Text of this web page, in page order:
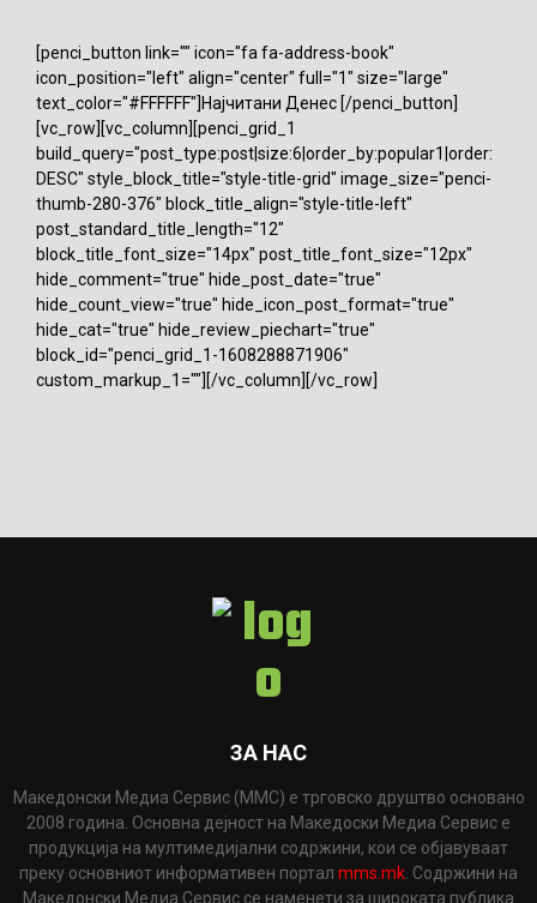
[penci_button link="" icon="fa fa-address-book"
icon_position="left" align="center" full="1" size="large"
text_color="#FFFFFF"]Најчитани Денес [/penci_button]
[vc_row][vc_column][penci_grid_1
build_query="post_type:post|size:6|order_by:popular1|order:
DESC" style_block_title="style-title-grid" image_size="penci-
thumb-280-376" block_title_align="style-title-left"
post_standard_title_length="12"
block_title_font_size="14px" post_title_font_size="12px"
hide_comment="true" hide_post_date="true"
hide_count_view="true" hide_icon_post_format="true"
hide_cat="true" hide_review_piechart="true"
block_id="penci_grid_1-1608288871906"
custom_markup_1=""][/vc_column][/vc_row]
ЗА НАС
Македонски Медиа Сервис (ММС) е трговско друштво основано
2008 година. Основна дејност на Македоски Медиа Сервис е
продукција на мултимедијални содржини, кои се објавуваат
преку основниот информативен портал mms.mk . Содржини на
Македонски Медиа Сервис се наменети за широката публика